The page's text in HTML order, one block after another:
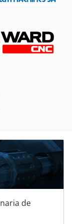
de